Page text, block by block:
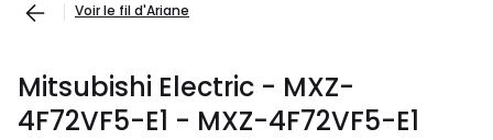
Voir le fil d'Ariane
Mitsubishi Electric - MXZ-
4F72VF5-E1 - MXZ-4F72VF5-E1